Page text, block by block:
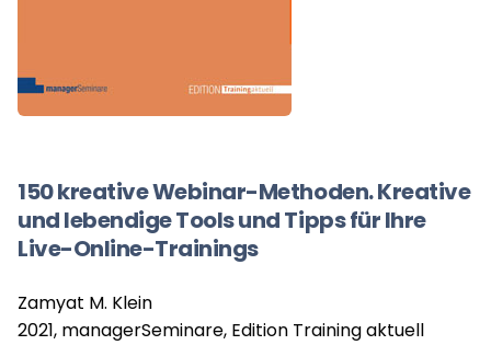
150 kreative Webinar-Methoden. Kreative
und lebendige Tools und Tipps für Ihre
Live-Online-Trainings
Zamyat M. Klein
2021, managerSeminare, Edition Training aktuell